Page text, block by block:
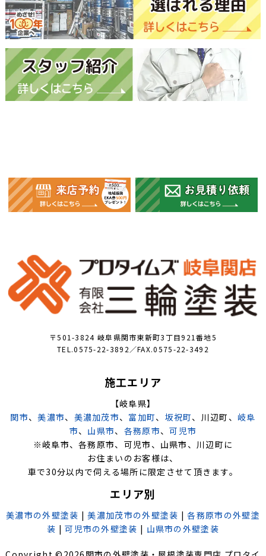
〒501-3824 岐阜県関市東新町3丁目921番地5
TEL.0575-22-3892／FAX.0575-22-3492
施工エリア
【岐阜県】
関市、美濃市、 美濃加茂市、 富加町、 坂祝町、川辺町、 岐阜
市、 山県市、 各務原市、可児市
※岐阜市、各務原市、可児市、山県市、川辺町に
お住まいのお客様は、
車で30分以内で伺える場所に限定させて頂きます。
エリア別
美濃市の外壁塗装 |美濃加茂市の外壁塗装 |各務原市の外壁塗
装 |可児市の外壁塗装 | 山県市の外壁塗装